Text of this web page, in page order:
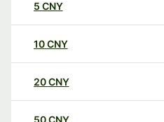
5 CNY
10CNY
20CNY